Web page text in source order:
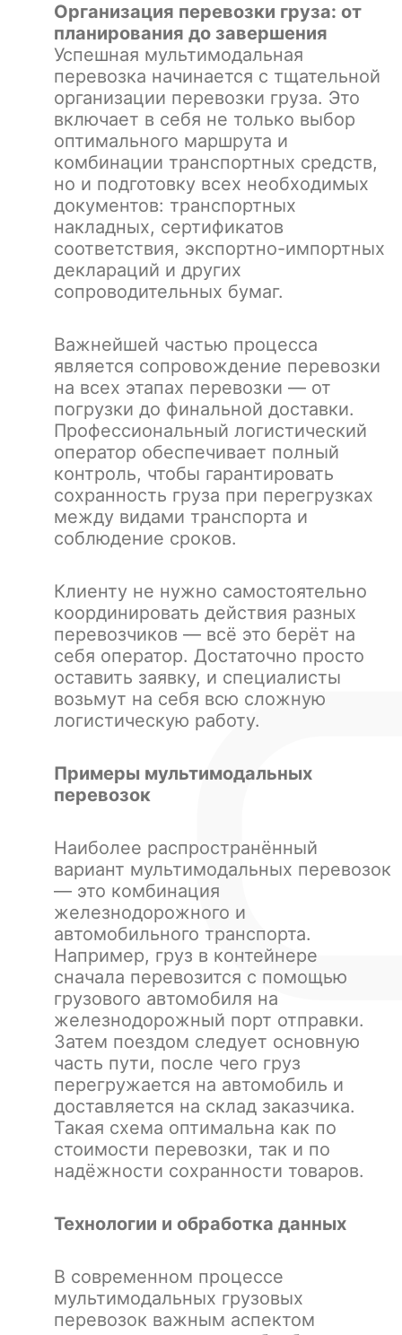
Организация перевозки груза: от
планирования до завершения
Успешная мультимодальная
перевозка начинается с тщательной
организации перевозки груза. Это
включает в себя не только выбор
оптимального маршрута и
комбинации транспортных средств,
но и подготовку всех необходимых
документов: транспортных
накладных, сертификатов
соответствия, экспортно-импортных
деклараций и других
сопроводительных бумаг.
Важнейшей частью процесса
является сопровождение перевозки
на всех этапах перевозки — от
погрузки до финальной доставки.
Профессиональный логистический
оператор обеспечивает полный
контроль, чтобы гарантировать
сохранность груза при перегрузках
между видами транспорта и
соблюдение сроков.
Клиенту не нужно самостоятельно
координировать действия разных
перевозчиков — всё это берёт на
себя оператор. Достаточно просто
оставить заявку, и специалисты
возьмут на себя всю сложную
логистическую работу.
Примеры мультимодальных
перевозок
Наиболее распространённый
вариант мультимодальных перевозок
— это комбинация
железнодорожного и
автомобильного транспорта.
Например, груз в контейнере
сначала перевозится с помощью
грузового автомобиля на
железнодорожный порт отправки.
Затем поездом следует основную
часть пути, после чего груз
перегружается на автомобиль и
доставляется на склад заказчика.
Такая схема оптимальна как по
стоимости перевозки, так и по
надёжности сохранности товаров.
Технологии и обработка данных
В современном процессе
мультимодальных грузовых
перевозок важным аспектом